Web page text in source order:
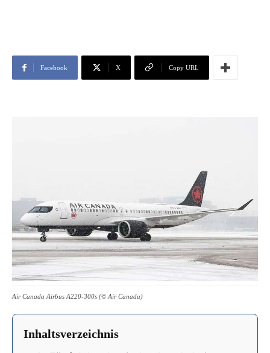
Facebook X Copy URL
Air Canada Airbus A220-300s (© Air Canada)
Inhaltsverzeichnis